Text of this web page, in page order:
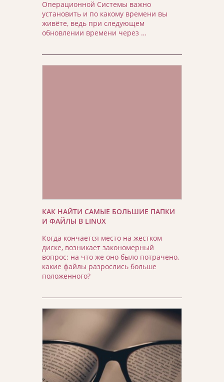
Операционной Системы важно
установить и по какому времени вы
живёте, ведь при следующем
обновлении времени через …
КАК НАЙТИ САМЫЕ БОЛЬШИЕ ПАПКИ
И ФАЙЛЫ В LINUX
Когда кончается место на жестком
диске, возникает закономерный
вопрос: на что же оно было потрачено,
какие файлы разрослись больше
положенного?